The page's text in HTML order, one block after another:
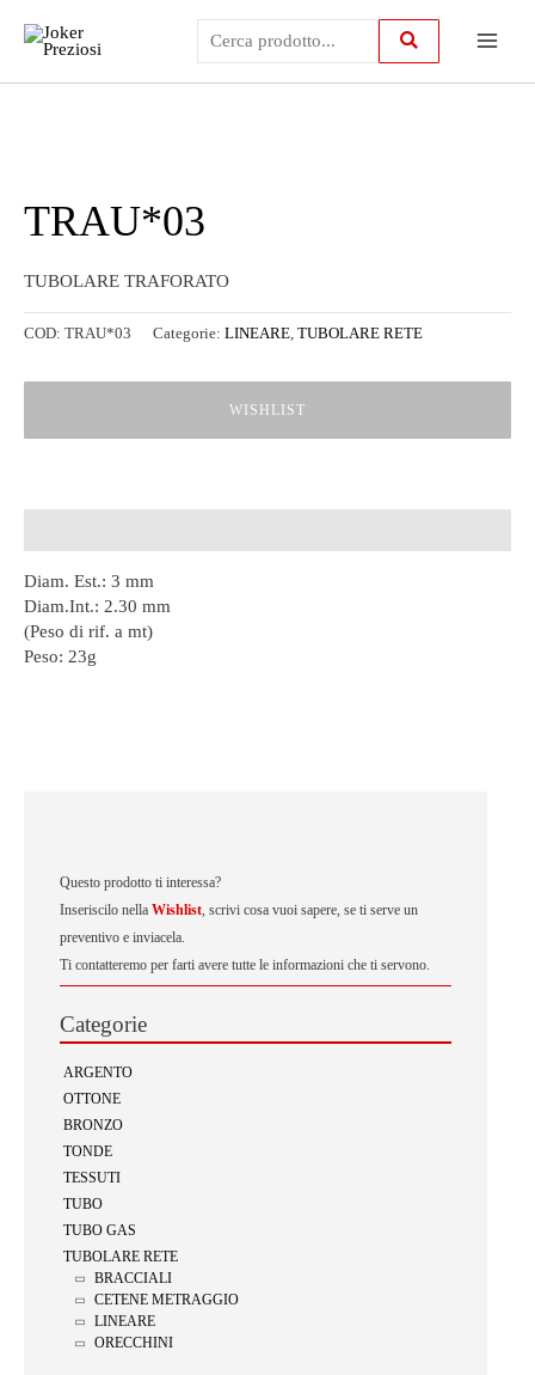
contenuto
Questo prodotto ti interessa?
Inseriscilo nella Wishlist, scrivi cosa vuoi sapere, se ti serve un
preventivo e inviacela.
Ti contatteremo per farti avere tutte le informazioni che ti servono.
Categorie
ARGENTO
OTTONE
BRONZO
TONDE
TESSUTI
TUBO
TUBO GAS
TUBOLARE RETE
BRACCIALI
CETENE METRAGGIO
LINEARE
ORECCHINI
TRAU*03
TUBOLARE TRAFORATO
COD: TRAU*03 Categorie: LINEARE, TUBOLARE RETE
WISHLIST
Diam. Est.: 3 mm
Diam.Int.: 2.30 mm
(Peso di rif. a mt)
Peso: 23g